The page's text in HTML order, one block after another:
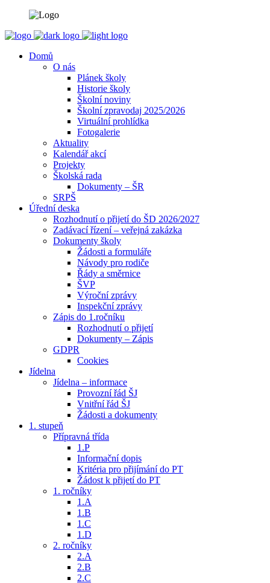
Domů
O nás
Plánek školy
Historie školy
Školní noviny
Školní zpravodaj 2025/2026
Virtuální prohlídka
Fotogalerie
Aktuality
Kalendář akcí
Projekty
Školská rada
Dokumenty – ŠR
SRPŠ
Úřední deska
Rozhodnutí o přijetí do ŠD 2026/2027
Zadávací řízení – veřejná zakázka
Dokumenty školy
Žádosti a formuláře
Návody pro rodiče
Řády a směrnice
ŠVP
Výroční zprávy
Inspekční zprávy
Zápis do 1.ročníku
Rozhodnutí o přijetí
Dokumenty – Zápis
GDPR
Cookies
Jídelna
Jídelna – informace
Provozní řád ŠJ
Vnitřní řád ŠJ
Žádosti a dokumenty
1. stupeň
Přípravná třída
1.P
Informační dopis
Kritéria pro přijímání do PT
Žádost k přijetí do PT
1. ročníky
1.A
1.B
1.C
1.D
2. ročníky
2.A
2.B
2.C